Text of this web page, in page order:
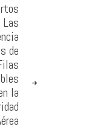
de
la